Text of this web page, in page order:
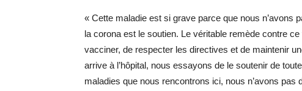
« Cette maladie est si grave parce que nous n’avons
la corona est le soutien. Le véritable remède contre
vacciner, de respecter les directives et de maintenir
arrive à l’hôpital, nous essayons de le soutenir de
maladies que nous rencontrons ici, nous n’avons pas